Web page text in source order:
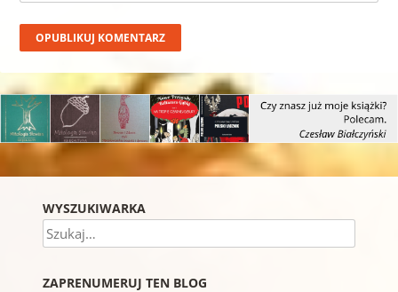
WYSZUKIWARKA
Szukaj
ZAPRENUMERUJ TEN BLOG